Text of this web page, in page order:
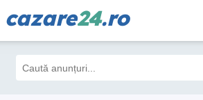
cazare24.ro
Filtre 4 Toate
1